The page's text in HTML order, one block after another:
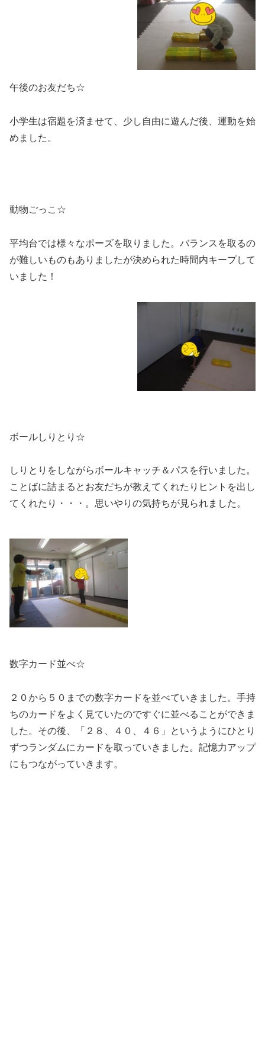
午後のお友だち☆
小学生は宿題を済ませて、少し自由に遊んだ後、運動を始
めました。
動物ごっこ☆
平均台では様々なポーズを取りました。バランスを取るの
が難しいものもありましたが決められた時間内キープして
いました！
ボールしりとり☆
しりとりをしながらボールキャッチ＆パスを行いました。
ことばに詰まるとお友だちが教えてくれたりヒントを出し
てくれたり・・・。思いやりの気持ちが見られました。
数字カード並べ☆
２０から５０までの数字カードを並べていきました。手持
ちのカードをよく見ていたのですぐに並べることができま
した。その後、「２８、４０、４６」というようにひとり
ずつランダムにカードを取っていきました。記憶力アップ
にもつながっていきます。